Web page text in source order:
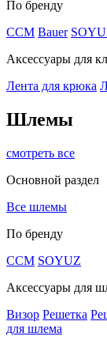
По бренду
CCM Bauer
Аксессуары для
Лента для крюка
Шлемы
смотреть все
Основной раздел
Все шлемы
По бренду
CCM SOYUZ
Аксессуары для
Визор Решетка
для шлема